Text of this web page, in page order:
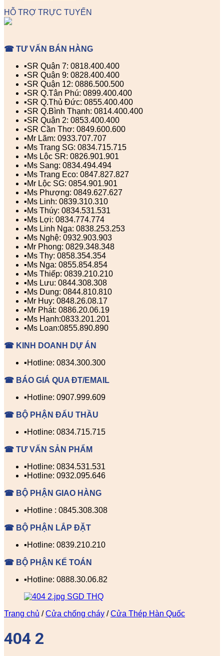
HỖ TRỢ TRỰC TUYẾN
☎ TƯ VẤN BÁN HÀNG
▪️SR Quận 7: 0818.400.400
▪️SR Quận 9: 0828.400.400
▪️SR Quận 12: 0886.500.500
▪️SR Q.Tân Phú: 0899.400.400
▪️SR Q.Thủ Đức: 0855.400.400
▪️SR Q.Bình Thạnh: 0814.400.400
▪️SR Quận 2: 0853.400.400
▪️SR Cần Thơ: 0849.600.600
▪️Mr Lãm: 0933.707.707
▪️Ms Trang SG: 0834.715.715
▪️Ms Lộc SR: 0826.901.901
▪️Ms Sang: 0834.494.494
▪️Ms Trang Eco: 0847.827.827
▪️Mr Lộc SG: 0854.901.901
▪️Ms Phượng: 0849.627.627
▪️Ms Linh: 0839.310.310
▪️Ms Thúy: 0834.531.531
▪️Ms Lợi: 0834.774.774
▪️Ms Linh Nga: 0838.253.253
▪️Ms Nghệ: 0932.903.903
▪️Mr Phong: 0829.348.348
▪️Ms Thy: 0858.354.354
▪️Ms Nga: 0855.854.854
▪️Ms Thiếp: 0839.210.210
▪️Ms Lưu: 0844.308.308
▪️Ms Dung: 0844.810.810
▪️Mr Huy: 0848.26.08.17
▪️Mr Phát: 0886.20.06.19
▪️Ms Hạnh:0833.201.201
▪️Ms Loan:0855.890.890
☎ KINH DOANH DỰ ÁN
▪️Hotline: 0834.300.300
☎ BÁO GIÁ QUA ĐT/EMAIL
▪️Hotline: 0907.999.609
☎ BỘ PHẬN ĐẤU THẦU
▪️Hotline: 0834.715.715
☎ TƯ VẤN SẢN PHẨM
▪️Hotline: 0834.531.531
▪️Hotline: 0932.095.646
☎ BỘ PHẬN GIAO HÀNG
▪️Hotline : 0845.308.308
☎ BỘ PHẬN LẮP ĐẶT
▪️Hotline: 0839.210.210
☎ BỘ PHẬN KẾ TOÁN
▪️Hotline: 0888.30.06.82
Trang chủ / Cửa chống cháy / Cửa Thép Hàn Quốc
404 2